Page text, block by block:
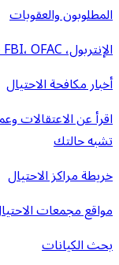
المطلوبون والعقوبات
الإنتربول، FBI، OFAC — الكيانات المطلوبة والمعاقَبة
أخبار مكافحة الاحتيال
اقرأ عن الاعتقالات
تشبه حالتك
خريطة مراكز الاحتيال
مواقع مجمعات
بحث الكيانات